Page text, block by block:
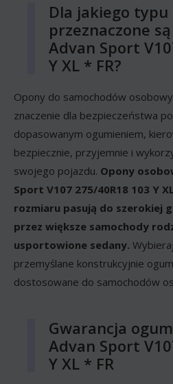
Dla jakiego typu
przeznaczone
Advan Sport
Y XL * FR?
Opony do samochodów
znaczenie dla bezpieczeństwa
dopasowanym ogumieniem,
bezpiecznie, przyjemnie i
swojego pojazdu. Opony
Sport V107 275/40R18 103 Y
rozmiaru pasują do szerokiej
przez większe samochody
usportowione sedany.
przemyślane konstrukcyjnie
dostosowane do samochodów
Gwarancja
Advan Sport
Y XL * FR